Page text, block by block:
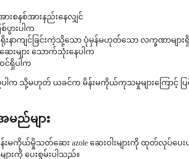
စနစ်အားနည်းနေလျှင်
ားပါက
ရိုးနာကျင်ခြင်းကဲ့သို့သော ပုံမှန်မဟုတ်သော လက္ခဏာများ
းများ သောက်သုံးနေပါက
င်ရှိပါက
ပါက သို့မဟုတ် ယခင်က မိန်းမကိုယ်ကုသမှုများကြောင့်
ည်များ
မကိုယ်မှိုသတ်ဆေး azole ဆေးဝါးများကို ထုတ်လုပ်ပ
ားကို ပေးစွမ်းပါသည်။